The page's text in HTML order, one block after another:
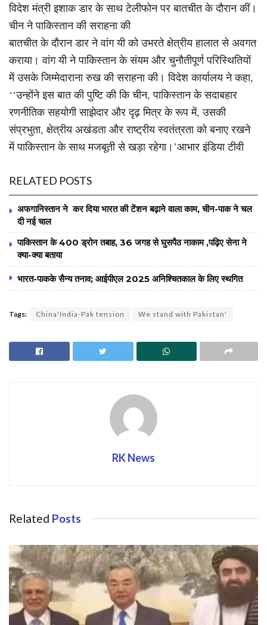
विदेश मंत्री इशाक डार के साथ टेलीफोन पर बातचीत के दौरान कीं।
चीन ने पाकिस्तान की सराहना की
बातचीत के दौरान डार ने वांग यी को उभरते क्षेत्रीय हालात से अवगत
कराया। वांग यी ने पाकिस्तान के संयम और चुनौतीपूर्ण परिस्थितियों
में उसके जिम्मेदाराना रुख की सराहना की। विदेश कार्यालय ने कहा,
‘‘उन्होंने इस बात की पुष्टि की कि चीन, पाकिस्तान के सदाबहार
रणनीतिक सहयोगी साझेदार और दृढ़ मित्र के रूप में, उसकी
संप्रभुता, क्षेत्रीय अखंडता और राष्ट्रीय स्वतंत्रता को बनाए रखने
में पाकिस्तान के साथ मजबूती से खड़ा रहेगा।’आभार इंडिया टीवी
RELATED POSTS
अफगानिस्तान ने कर दिया भारत की टेंशन बढ़ाने वाला काम, चीन-पाक ने चल
दी नई चाल
पाकिस्तान के 400 ड्रोन तबाह, 36 जगह से घुसपैठ नाकाम ,पढ़िए सेना ने
क्या-क्या बताया
भारत-पाक‌के सैन्य तनाव; आईपीएल 2025 अनिश्चितकाल के लिए स्थगित
Tags: China'India-Pak tension We stand with Pakistan'
RK News
Related Posts